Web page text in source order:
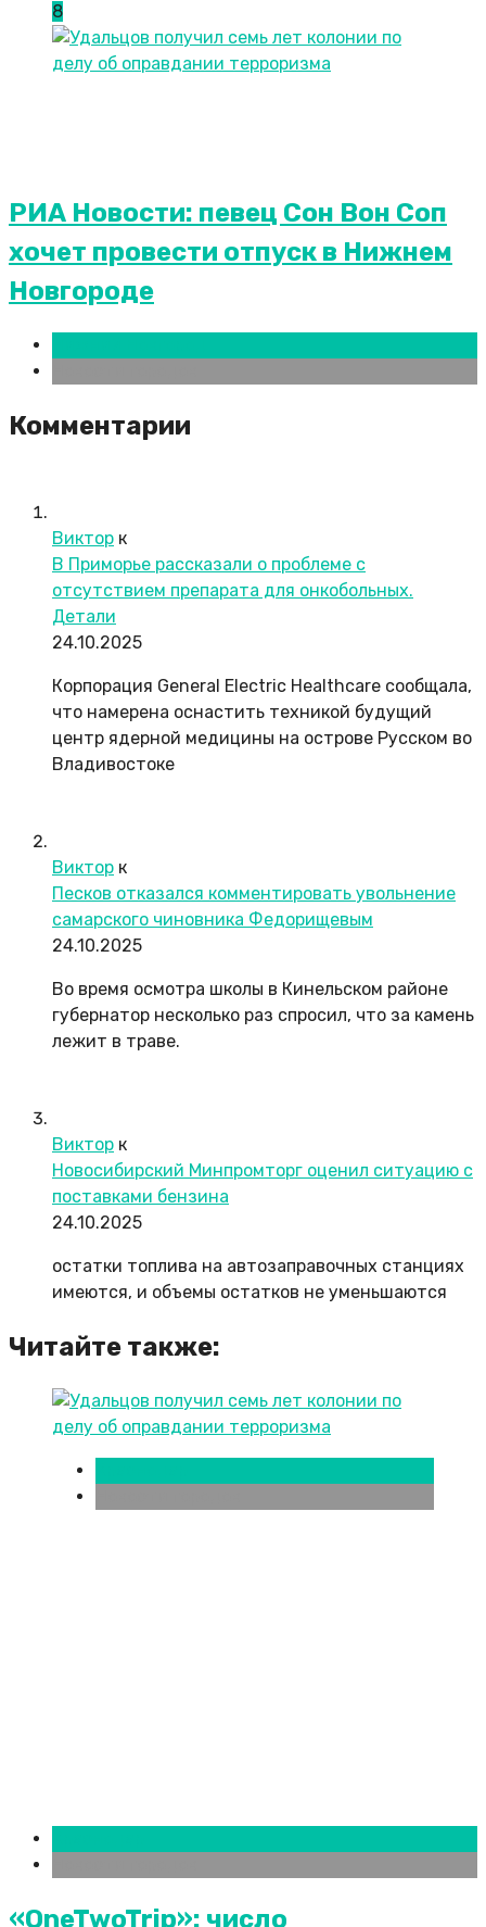
8
РИА Новости: певец Сон Вон Соп
хочет провести отпуск в Нижнем
Новгороде
Комментарии
Виктор к
В Приморье рассказали о проблеме с
отсутствием препарата для онкобольных.
Детали
24.10.2025
Корпорация General Electric Healthcare сообщала,
что намерена оснастить техникой будущий
центр ядерной медицины на острове Русском во
Владивостоке
Виктор к
Песков отказался комментировать увольнение
самарского чиновника Федорищевым
24.10.2025
Во время осмотра школы в Кинельском районе
губернатор несколько раз спросил, что за камень
лежит в траве.
Виктор к
Новосибирский Минпромторг оценил ситуацию с
поставками бензина
24.10.2025
остатки топлива на автозаправочных станциях
имеются, и объемы остатков не уменьшаются
Читайте также:
«OneTwoTrip»: число